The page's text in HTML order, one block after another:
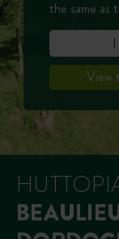
the same as
View